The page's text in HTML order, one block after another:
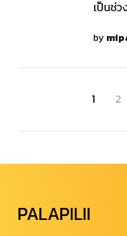
เป็นช่
by
1 2
PALAPILII